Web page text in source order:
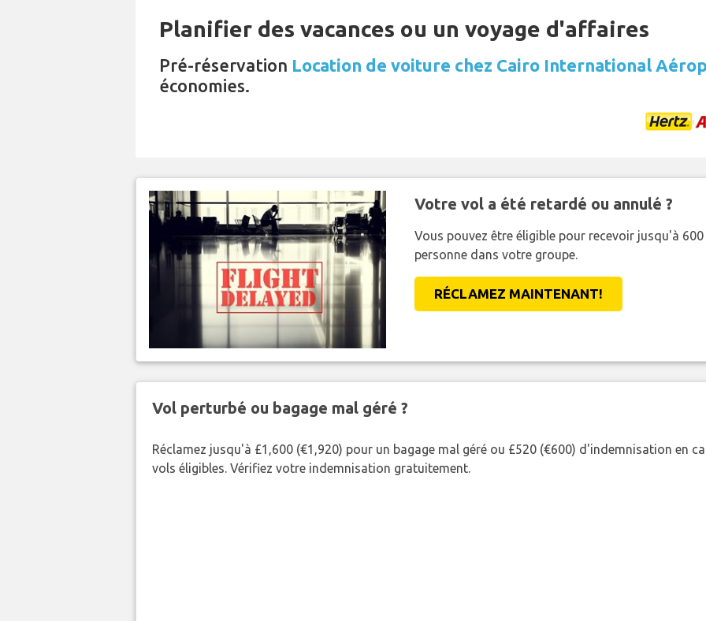
Planifier des vacances ou un voyage d'affaires
Pré-réservation Location de voiture chez Cairo International
économies.
Votre vol a été retardé ou annulé ?
Vous pouvez être éligible pour recevoir jusqu'à
personne dans votre groupe.
RÉCLAMEZ MAINTENANT!
Vol perturbé ou bagage mal géré ?
Réclamez jusqu'à £1,600 (€1,920) pour un bagage mal géré ou £520 (€600) d'indemnisation en
vols éligibles. Vérifiez votre indemnisation gratuitement.